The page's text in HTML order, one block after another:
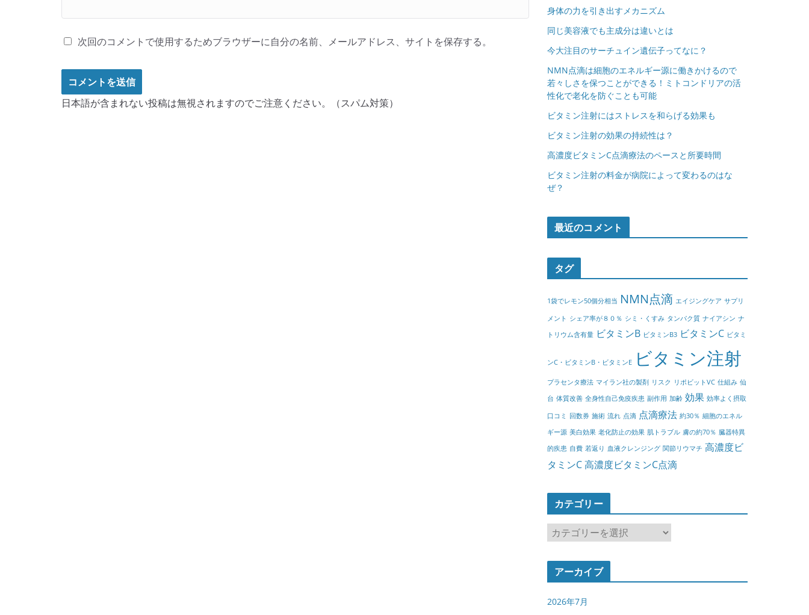
次回のコメントで使用するためブラウザーに自分の名前、メールアドレス、サイトを保存する。
日本語が含まれない投稿は無視されますのでご注意ください。（スパム対策）
身体の力を引き出すメカニズム
同じ美容液でも主成分は違いとは
今大注目のサーチュイン遺伝子ってなに？
NMN点滴は細胞のエネルギー源に働きかけるので
若々しさを保つことができる！ミトコンドリアの活
性化で老化を防ぐことも可能
ビタミン注射にはストレスを和らげる効果も
ビタミン注射の効果の持続性は？
高濃度ビタミンC点滴療法のペースと所要時間
ビタミン注射の料金が病院によって変わるのはな
ぜ？
最近のコメント
タグ
1袋でレモン50個分相当 NMN点滴 エイジングケア サプリ
メント シェア率が８０％ シミ・くすみ タンパク質 ナイアシン ナ
トリウム含有量 ビタミンB ビタミンB3 ビタミンC ビタミ
ンC・ビタミンB・ビタミンE ビタミン注射
プラセンタ療法 マイラン社の製剤 リスク リポビットVC 仕組み 仙
台 体質改善 全身性自己免疫疾患 副作用 加齢 効果 効率よく摂取
口コミ 回数券 施術 流れ 点滴 点滴療法 約30％ 細胞のエネル
ギー源 美白効果 老化防止の効果 肌トラブル 膚の約70％ 臓器特異
的疾患 自費 若返り 血液クレンジング 関節リウマチ 高濃度ビ
タミンC高濃度ビタミンC点滴
カテゴリー
カ
テ
ゴ
アーカイブ
2026年7月